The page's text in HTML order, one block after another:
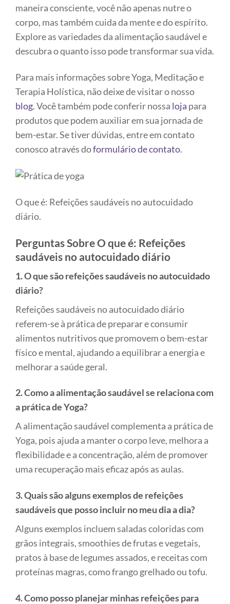
maneira consciente, você não apenas nutre o
corpo, mas também cuida da mente e do espírito.
Explore as variedades da alimentação saudável e
descubra o quanto isso pode transformar sua vida.
Para mais informações sobre Yoga, Meditação e
Terapia Holística, não deixe de visitar o nosso
blog. Você também pode conferir nossa loja para
produtos que podem auxiliar em sua jornada de
bem-estar. Se tiver dúvidas, entre em contato
conosco através doformulário de contato.
O que é: Refeições saudáveis no autocuidado
diário.
Perguntas Sobre O que é: Refeições
saudáveis no autocuidado diário
1. O que são refeições saudáveis no autocuidado
diário?
Refeições saudáveis no autocuidado diário
referem-se à prática de preparar e consumir
alimentos nutritivos que promovem o bem-estar
físico e mental, ajudando a equilibrar a energia e
melhorar a saúde geral.
2. Como a alimentação saudável se relaciona com
a prática de Yoga?
A alimentação saudável complementa a prática de
Yoga, pois ajuda a manter o corpo leve, melhora a
flexibilidade e a concentração, além de promover
uma recuperação mais eficaz após as aulas.
3. Quais são alguns exemplos de refeições
saudáveis que posso incluir no meu dia a dia?
Alguns exemplos incluem saladas coloridas com
grãos integrais, smoothies de frutas e vegetais,
pratos à base de legumes assados, e receitas com
proteínas magras, como frango grelhado ou tofu.
4. Como posso planejar minhas refeições para